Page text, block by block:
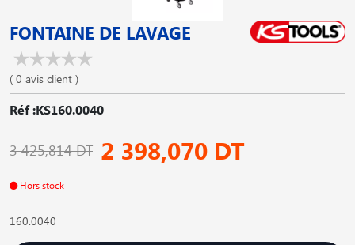
FONTAINE DE LAVAGE
( 0 avis client )
Réf :KS160.0040
3 425,814 DT 2 398,070 DT
Hors stock
160.0040